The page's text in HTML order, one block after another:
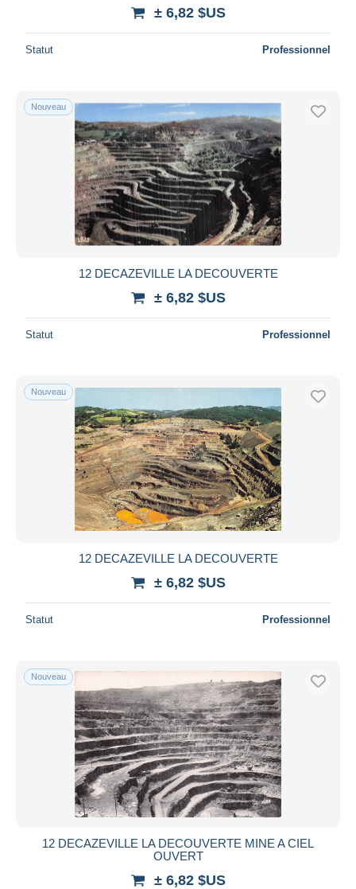
± 6,82 $US
Statut Professionnel
Nouveau
12 DECAZEVILLE LA DECOUVERTE
± 6,82 $US
Statut Professionnel
Nouveau
12 DECAZEVILLE LA DECOUVERTE
± 6,82 $US
Statut Professionnel
Nouveau
12 DECAZEVILLE LA DECOUVERTE MINE A CIEL
OUVERT
± 6,82 $US